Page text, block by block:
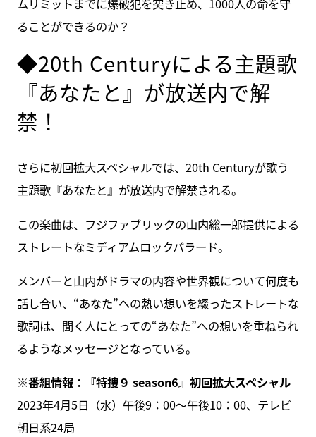
ることができるのか？
◆20th Centuryによる主題歌
『あなたと』が放送内で解
禁！
さらに初回拡大スペシャルでは、20th Centuryが歌う
主題歌『あなたと』が放送内で解禁される。
この楽曲は、フジファブリックの山内総一郎提供による
ストレートなミディアムロックバラード。
メンバーと山内がドラマの内容や世界観について何度も
話し合い、“あなた”への熱い想いを綴ったストレートな
歌詞は、聞く人にとっての“あなた”への想いを重ねられ
るようなメッセージとなっている。
※番組情報：『特捜９ season6』初回拡大スペシャル
2023年4月5日（水）午後9：00～午後10：00、テレビ
朝日系24局